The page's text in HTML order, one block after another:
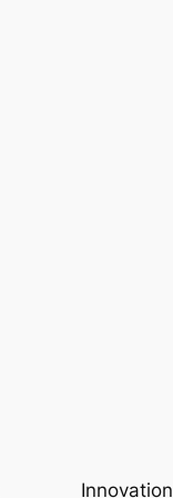
Innovation